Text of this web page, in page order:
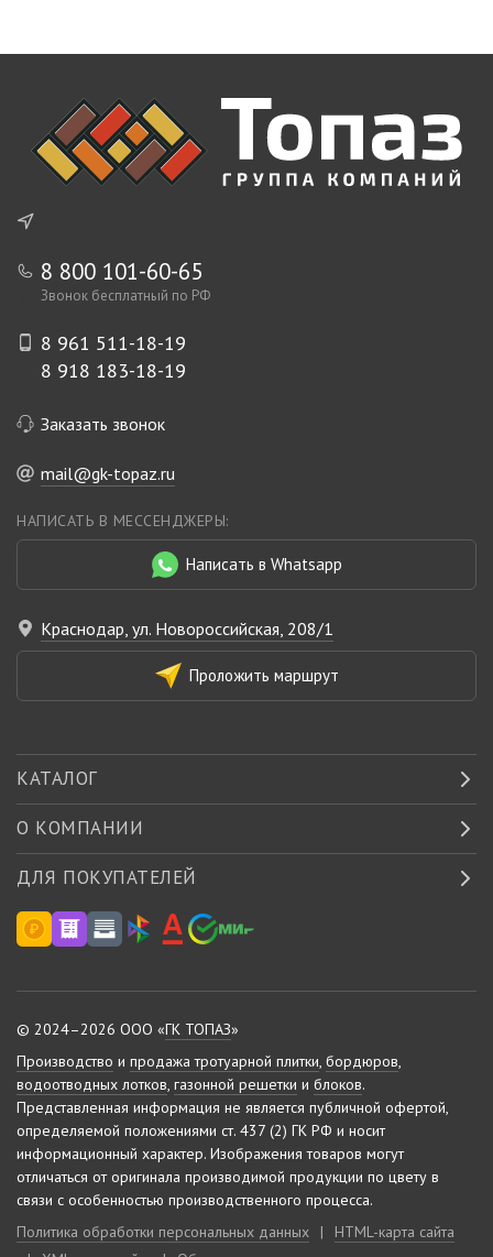
8 800 101-60-65
Звонок бесплатный по РФ
8 961 511-18-19
8 918 183-18-19
Заказать звонок
mail@gk-topaz.ru
НАПИСАТЬ В МЕССЕНДЖЕРЫ:
Написать в Whatsapp
Краснодар, ул. Новороссийская, 208/1
Проложить маршрут
КАТАЛОГ
О КОМПАНИИ
ДЛЯ ПОКУПАТЕЛЕЙ
© 2024–2026 ООО «ГК ТОПАЗ»
Производство и продажа тротуарной плитки, бордюров,
водоотводных лотков, газонной решетки и блоков.
Представленная информация не является публичной офертой,
определяемой положениями ст. 437 (2) ГК РФ и носит
информационный характер. Изображения товаров могут
отличаться от оригинала производимой продукции по цвету в
связи с особенностью производственного процесса.
Политика обработки персональных данных
|
HTML-карта сайта